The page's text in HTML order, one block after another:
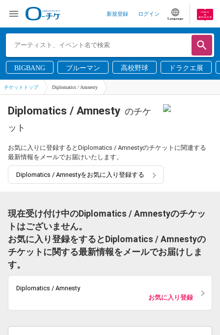
新規登録 ログイン
Language
BIGBANG ブルーマン 高校野球 ドラクエ展
チケットトップ Diplomatics / Amnesty
Diplomatics / Amnesty のチケ
ット
お気に入りに登録するとDiplomatics / Amnestyのチケットに関連する
最新情報をメールでお届けいたします。
Diplomatics / Amnestyをお気に入り登録する
現在受け付け中のDiplomatics / Amnestyのチケッ
トはございません。
お気に入り登録をするとDiplomatics / Amnestyの
チケットに関する最新情報をメールでお届けしま
す。
Diplomatics / Amnesty
お気に入り登録